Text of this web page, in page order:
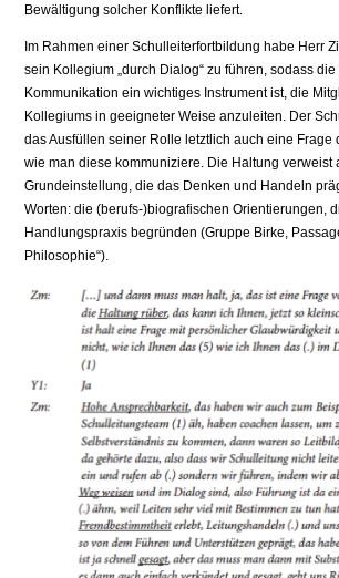
Bewältigung solcher Konflikte liefert.
Im Rahmen einer Schulleiterfortbildung habe Herr
sein Kollegium „durch Dialog“ zu führen, sodass
Kommunikation ein wichtiges Instrument ist, die
Kollegiums in geeigneter Weise anzuleiten. Der
das Ausfüllen seiner Rolle letztlich auch eine Frage
wie man diese kommuniziere. Die Haltung verweist
Grundeinstellung, die das Denken und Handeln
Worten: die (berufs-)biografischen Orientierungen,
Handlungspraxis begründen (Gruppe Birke,
Philosophie“).